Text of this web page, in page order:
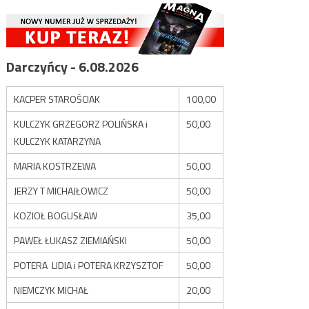
Darczyńcy - 6.08.2026
KACPER STAROŚCIAK
100,00
KULCZYK GRZEGORZ POLIŃSKA i
KULCZYK KATARZYNA
50,00
MARIA KOSTRZEWA
50,00
JERZY T MICHAJŁOWICZ
50,00
KOZIOŁ BOGUSŁAW
35,00
PAWEŁ ŁUKASZ ZIEMIAŃSKI
50,00
POTERA LIDIA i POTERA KRZYSZTOF
50,00
NIEMCZYK MICHAŁ
20,00